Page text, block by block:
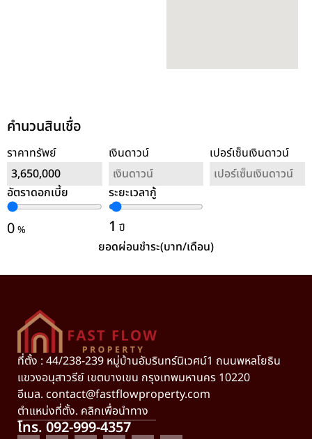
คำนวนสินเชื่อ
ราคาทรัพย์ เงินดาวน์ เปอร์เซ็นเงินดาวน์
อัตราดอกเบี้ย
0%
ระยะเวลากู้
1 ปี
ยอดผ่อนชำระ(บาท/เดือน)
ที่ตั้ง : 44/238-239 หมู่บ้านอัมรินทร์นิเวศน์1 ถนนพหลโยธิน
แขวงอนุสาวรีย์ เขตบางเขน กรุงเทพมหานคร 10220
อีเมล. contact@fastflowproperty.com
ตำแหน่งที่ตั้ง. คลิกเพื่อนำทาง
โทร. 092-999-4357